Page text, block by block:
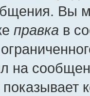
Вы
правка в
на